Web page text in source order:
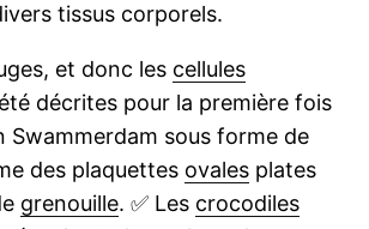
tissus corporels.
et donc les cellules
décrites pour la première fois
Swammerdam sous forme de
des plaquettes ovalesplates
grenouille. ✅Les crocodiles